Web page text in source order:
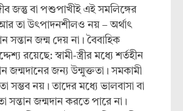
জন্তু বা পশুপাখীই এই সমলিঙ্গের
তা উৎপাদনশীলও নয় – অর্থাৎ
জন্ম দেয় না। বৈবাহিক
রয়েছে: স্বামী-স্ত্রীর মধ্যে শর্তহীন
জন্মদানের জন্য উন্মুক্ততা। সমকামী
সম্ভব নয়। তাদের মধ্যে ভালবাসা বা
সন্তান জন্মদান করতে পারে না।